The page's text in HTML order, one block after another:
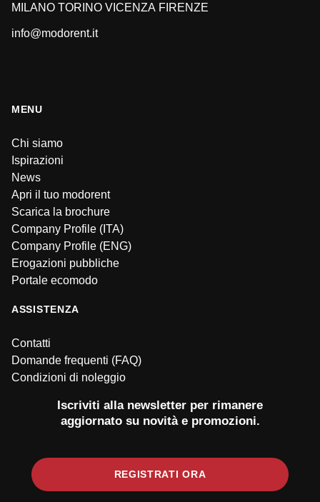
MILANO TORINO VICENZA FIRENZE
info@modorent.it
MENU
Chi siamo
Ispirazioni
News
Apri il tuo modorent
Scarica la brochure
Company Profile (ITA)
Company Profile (ENG)
Erogazioni pubbliche
Portale ecomodo
ASSISTENZA
Contatti
Domande frequenti (FAQ)
Condizioni di noleggio
Iscriviti alla newsletter per rimanere
aggiornato su novità e promozioni.
REGISTRATI ORA